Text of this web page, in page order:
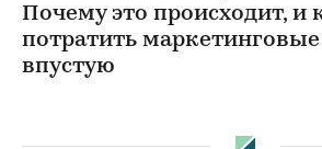
Почему это происходит, и
потратить
впустую